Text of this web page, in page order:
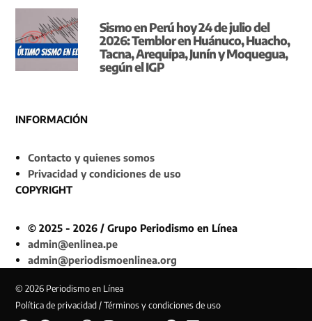
Sismo en Perú hoy 24 de julio del
2026: Temblor en Huánuco, Huacho,
Tacna, Arequipa, Junín y Moquegua,
según el IGP
INFORMACIÓN
Contacto y quienes somos
Privacidad y condiciones de uso
COPYRIGHT
© 2025 - 2026 / Grupo Periodismo en Línea
admin@enlinea.pe
admin@periodismoenlinea.org
© 2026 Periodismo en Línea
Política de privacidad / Términos y condiciones de uso